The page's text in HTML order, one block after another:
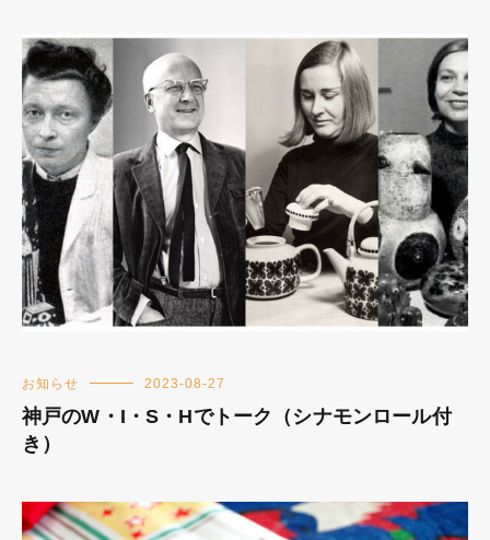
お知らせ 2023-08-27
神戸のW・I・S・Hでトーク（シナモンロール付
き）